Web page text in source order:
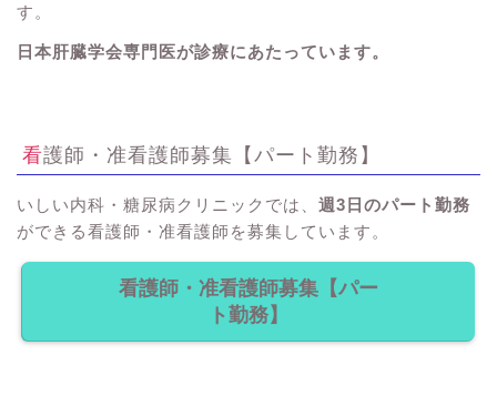
す。
日本肝臓学会専門医が診療にあたっています。
看護師・准看護師募集【パート勤務】
いしい内科・糖尿病クリニックでは、 週3日のパート勤務
ができる看護師・准看護師を募集しています。
看護師・准看護師募集【パー
ト勤務】